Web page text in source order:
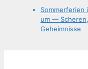
Som­mer­fe­ri­en
um —
Geheimnisse